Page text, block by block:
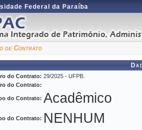
Federal da Paraíba
de Contrato
do Contrato: 29/2025 - UFPB.
do Contrato:
do Contrato: Acadêmico
do Contrato: NENHUM